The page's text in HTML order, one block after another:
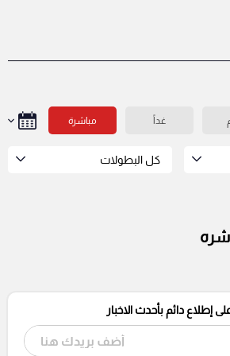
غداً مباشرة
كل البطولات
إطلاع دائم بأحدث الاخبار